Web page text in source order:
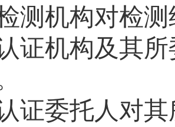
测机构对检
证机构及其
证委托人 对